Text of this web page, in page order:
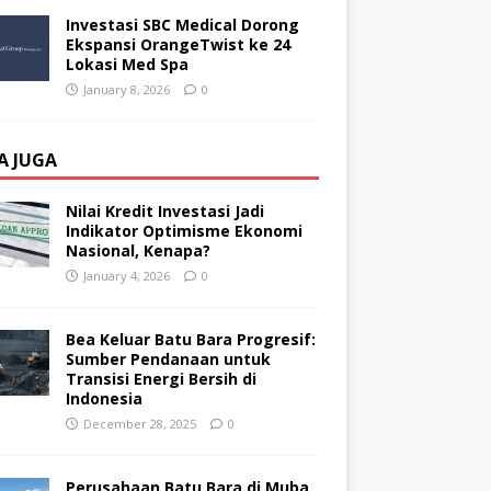
Investasi SBC Medical Dorong
Ekspansi OrangeTwist ke 24
Lokasi Med Spa
January 8, 2026 0
JUGA
Nilai Kredit Investasi Jadi
Indikator Optimisme Ekonomi
Nasional, Kenapa?
January 4, 2026 0
Bea Keluar Batu Bara Progresif:
Sumber Pendanaan untuk
Transisi Energi Bersih di
Indonesia
December 28, 2025 0
Perusahaan Batu Bara di Muba